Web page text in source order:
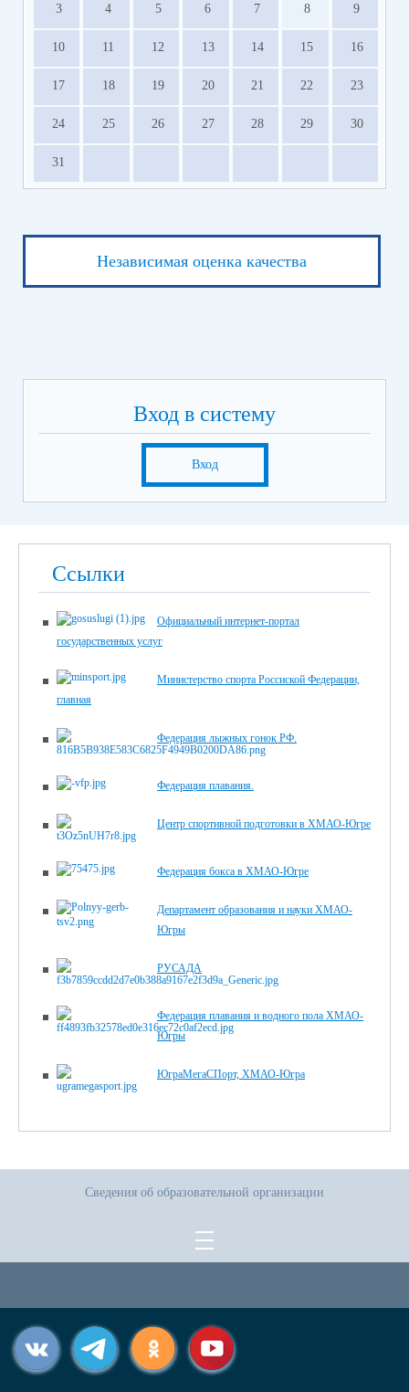
3 4 5 6 7 8 9
10 11 12 13 14 15 16
17 18 19 20 21 22 23
24 25 26 27 28 29 30
31
Независимая оценка качества
Вход в систему
Вход
Ссылки
Официальный интернет-портал
государственных услуг
Министерство спорта Россиской Федерации,
главная
Федерация лыжных гонок РФ.
Федерация плавания.
Центр спортивной подготовки в ХМАО-Югре
Федерация бокса в ХМАО-Югре
Департамент образования и науки ХМАО-
Югры
РУСАДА
Федерация плавания и водного пола ХМАО-
Югры
ЮграМегаСПорт, ХМАО-Югра
Сведения об образовательной организации